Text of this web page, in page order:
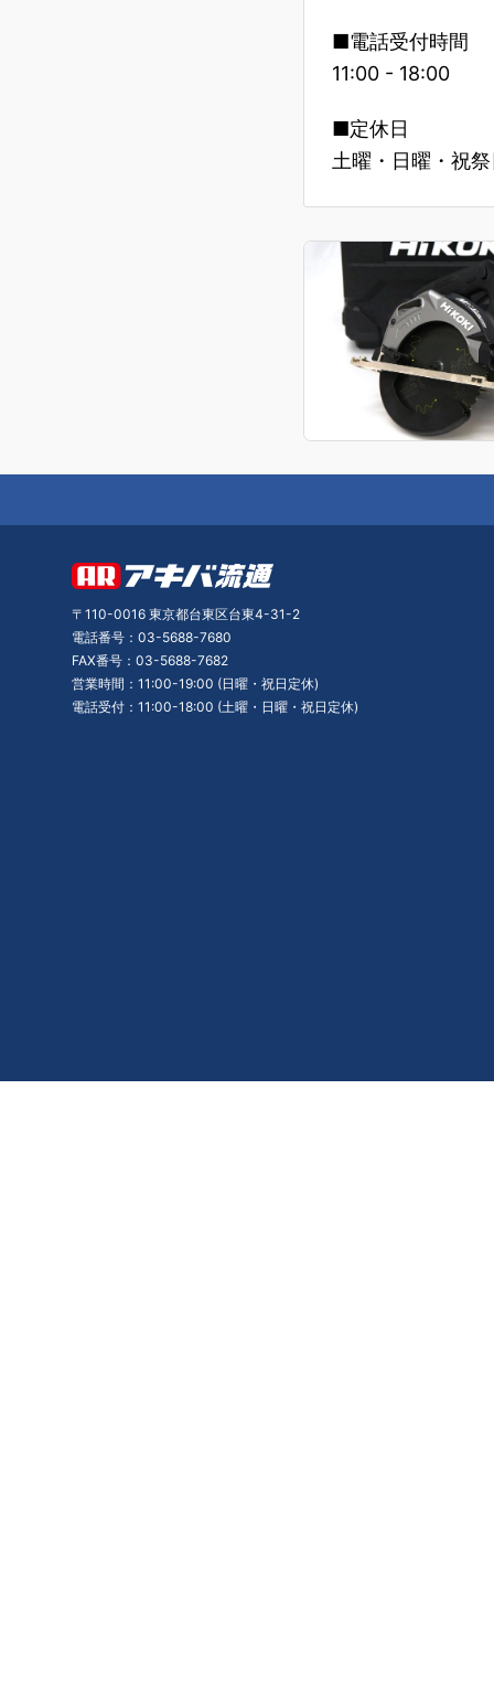
■電話受付時間
11:00 - 18:00
■定休日
土曜・日曜・祝
〒110-0016 東京都台東区台東4-31-2
電話番号：03-5688-7680
FAX番号：03-5688-7682
営業時間：11:00-19:00 (日曜・祝日定休)
電話受付：11:00-18:00 (土曜・日曜・祝日定休)